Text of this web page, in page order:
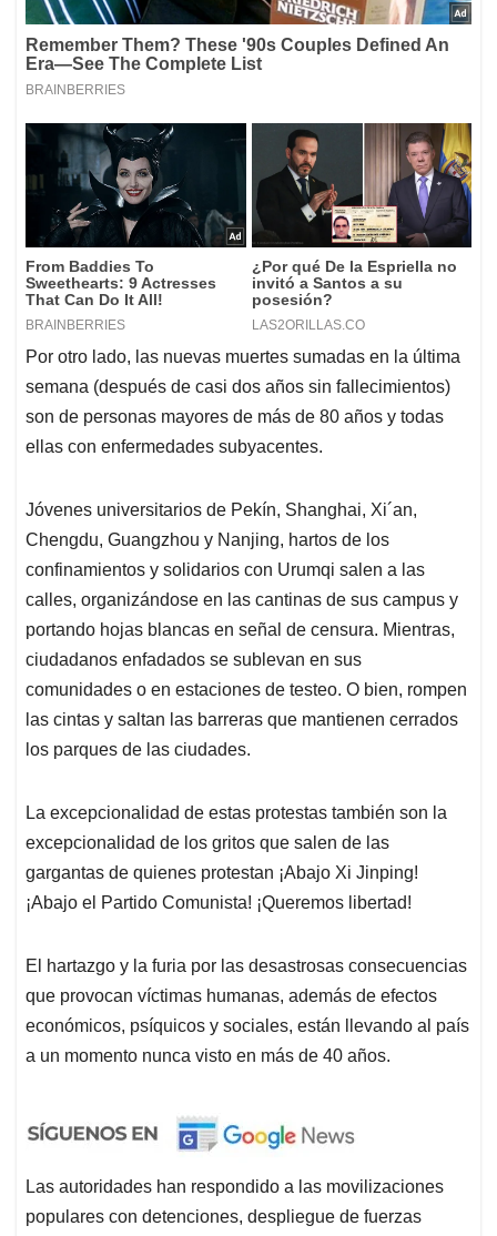
Por otro lado, las nuevas muertes sumadas en la última
semana (después de casi dos años sin fallecimientos)
son de personas mayores de más de 80 años y todas
ellas con enfermedades subyacentes.
Jóvenes universitarios de Pekín, Shanghai, Xi´an,
Chengdu, Guangzhou y Nanjing, hartos de los
confinamientos y solidarios con Urumqi salen a las
calles, organizándose en las cantinas de sus campus y
portando hojas blancas en señal de censura. Mientras,
ciudadanos enfadados se sublevan en sus
comunidades o en estaciones de testeo. O bien, rompen
las cintas y saltan las barreras que mantienen cerrados
los parques de las ciudades.
La excepcionalidad de estas protestas también son la
excepcionalidad de los gritos que salen de las
gargantas de quienes protestan ¡Abajo Xi Jinping!
¡Abajo el Partido Comunista! ¡Queremos libertad!
El hartazgo y la furia por las desastrosas consecuencias
que provocan víctimas humanas, además de efectos
económicos, psíquicos y sociales, están llevando al país
a un momento nunca visto en más de 40 años.
Las autoridades han respondido a las movilizaciones
populares con detenciones, despliegue de fuerzas